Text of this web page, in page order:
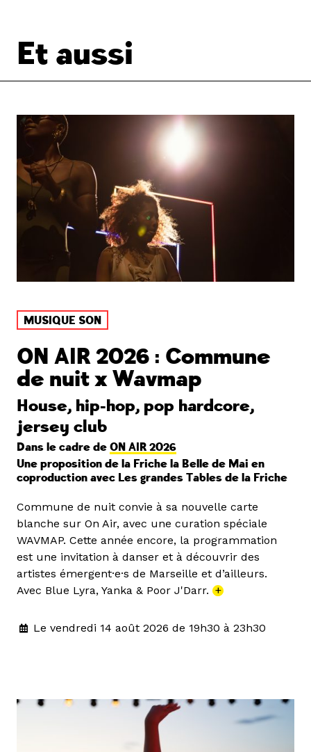
Et aussi
MUSIQUE SON
ON AIR 2026 : Commune
de nuit x Wavmap
House, hip-hop, pop hardcore,
jersey club
Dans le cadre de ON AIR 2026
Une proposition de la Friche la Belle de Mai en
coproduction avec Les grandes Tables de la Friche
Commune de nuit convie à sa nouvelle carte
blanche sur On Air, avec une curation spéciale
WAVMAP. Cette année encore, la programmation
est une invitation à danser et à découvrir des
artistes émergent·e·s de Marseille et d’ailleurs.
Avec Blue Lyra, Yanka & Poor J'Darr. +
Le vendredi 14 août 2026 de 19h30 à 23h30